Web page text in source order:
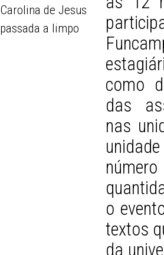
Carolina de Jesus
passada a limpo
como
das
nas
o
textos
da